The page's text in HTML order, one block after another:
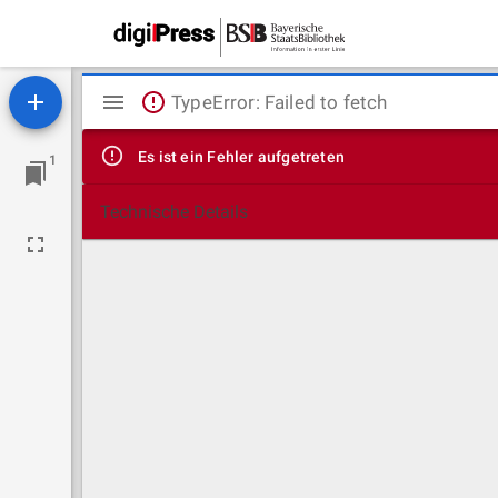
1
Mirador
Viewer
TypeError: Failed to fetch
Es ist ein Fehler aufgetreten
Technische Details